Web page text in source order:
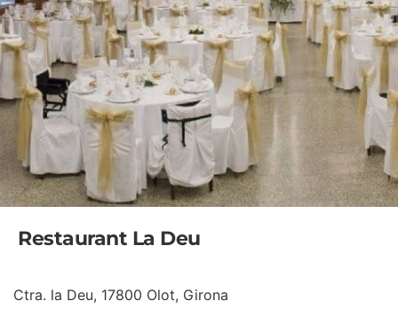
Restaurant La Deu
Ctra. la Deu, 17800 Olot, Girona